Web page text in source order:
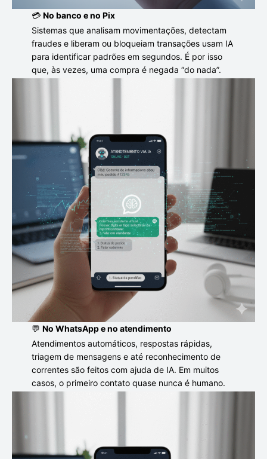
💳 No banco e no Pix
Sistemas que analisam movimentações, detectam
fraudes e liberam ou bloqueiam transações usam IA
para identificar padrões em segundos. É por isso
que, às vezes, uma compra é negada “do nada”.
💬 No WhatsApp e no atendimento
Atendimentos automáticos, respostas rápidas,
triagem de mensagens e até reconhecimento de
correntes são feitos com ajuda de IA. Em muitos
casos, o primeiro contato quase nunca é humano.